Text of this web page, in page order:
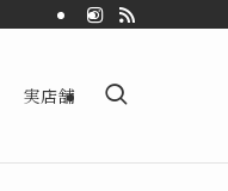
実店舗